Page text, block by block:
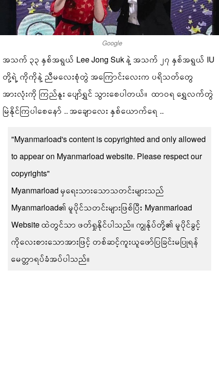
Google
အသက် ၃၃ နှစ်အရွယ် Lee Jong Suk နဲ့ အသက် ၂၇ နှစ်အရွယ် IU
တို့ရဲ့ ကိုကိုနဲ့ ညီမလေးစုံတွဲ အကြောင်းလေးက ပရိသတ်တွေ
အားလုံးကို ကြည်နူး ပျော်ရွှင် သွားစေပါတယ်။ ထာဝရ ရွှေလက်တွဲ
မြဲနိုင်ကြပါစေနော် .. အချောလေး နှစ်ယောက်ရေ ..
"Myanmarload's content is copyrighted and only allowed
to appear on Myanmarload website. Please respect our
copyrights"
Myanmarload မှရေးသားသောသတင်းများသည်
Myanmarload၏ မူပိုင်သတင်းများဖြစ်ပြီး Myanmarload
Website ထဲတွင်သာ ဖတ်ရှုနိုင်ပါသည်။ ကျွန်ုပ်တို့၏ မူပိုင်ခွင့်
ကိုလေးစားသောအားဖြင့် တစ်ဆင့်ကူးယူဖော်ပြခြင်းမပြုရန်
မေတ္တာရပ်ခံအပ်ပါသည်။